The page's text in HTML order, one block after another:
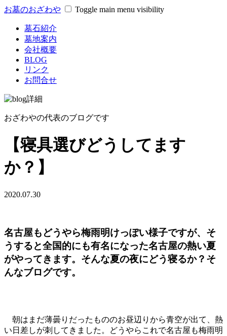
お墓のおざわや Toggle main menu visibility
墓石紹介
墓地案内
会社概要
BLOG
リンク
お問合せ
おざわやの代表のブログです
【寝具選びどうしてます
か？】
2020.07.30
名古屋もどうやら梅雨明けっぽい様子ですが、そ
うすると全国的にも有名になった名古屋の熱い夏
がやってきます。そんな夏の夜にどう寝るか？そ
んなブログです。
朝はまだ薄曇りだったもののお昼辺りから青空が出て、熱
い日差しが刺してきました。どうやらこれで名古屋も梅雨明